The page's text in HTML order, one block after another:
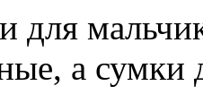
для
а